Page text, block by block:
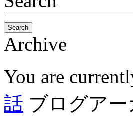
Search
Archive
You are
話 ブログアー